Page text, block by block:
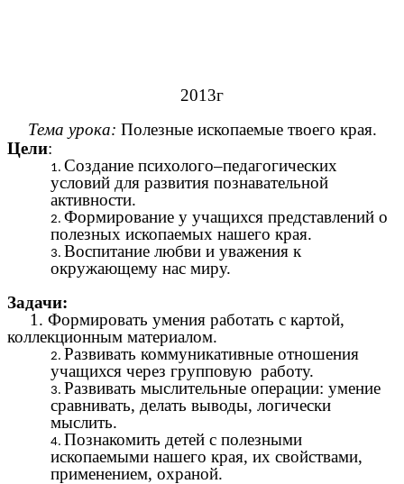
2013г
Тема урока: Полезные ископаемые твоего края.
Цели:
Создание психолого–педагогических
условий для развития познавательной
активности.
Формирование у учащихся представлений о
полезных ископаемых нашего края.
Воспитание любви и уважения к
окружающему нас миру.
Задачи:
1. Формировать умения работать с картой,
коллекционным материалом.
Развивать коммуникативные отношения
учащихся через групповую работу.
Развивать мыслительные операции: умение
сравнивать, делать выводы, логически
мыслить.
Познакомить детей с полезными
ископаемыми нашего края, их свойствами,
применением, охраной.